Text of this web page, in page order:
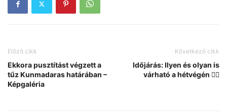
Előző cikk
Ekkora pusztítást végzett a
tűz Kunmadaras határában –
Képgaléria
Következő cikk
Időjárás: Ilyen és olyan is
várható a hétvégén 🤷‍♂️